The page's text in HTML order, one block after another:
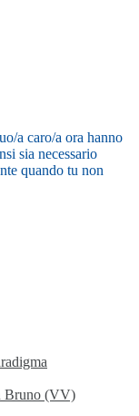
a caro/a ora hanno
sia necessario
quando tu non
Bruno (VV)